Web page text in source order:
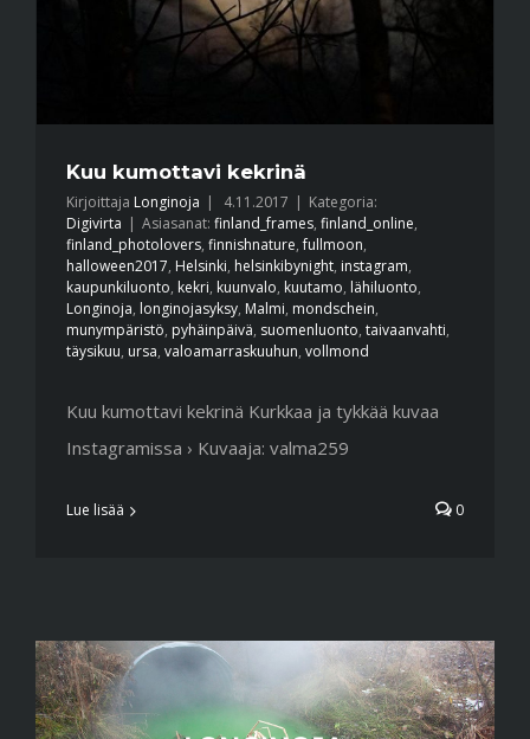
Kuu kumottavi kekrinä
Kirjoittaja Longinoja 4.11.2017
Kategoria:
Digivirta
Asiasanat: finland_frames, finland_online,
finland_photolovers, finnishnature,fullmoon,
halloween2017, Helsinki, helsinkibynight, instagram,
kaupunkiluonto, kekri, kuunvalo, kuutamo, lähiluonto,
Longinoja, longinojasyksy, Malmi, mondschein,
munympäristö, pyhäinpäivä, suomenluonto, taivaanvahti,
täysikuu, ursa, valoamarraskuuhun, vollmond
Kuu kumottavi kekrinä Kurkkaa ja tykkää kuvaa
Instagramissa › Kuvaaja: valma259
Lue lisää 0